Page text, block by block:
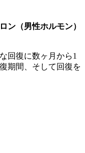
ン（男性ホルモン）
回復に数ヶ月から1
期間、そして回復を